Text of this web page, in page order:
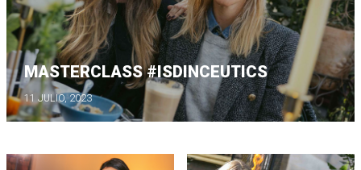
MASTERCLASS #ISDINCEUTICS
11 JULIO, 2023